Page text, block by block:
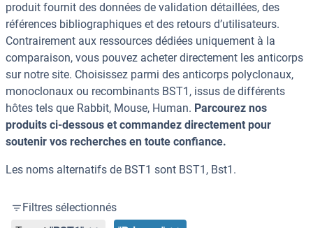
produit fournit des données de validation détaillées, des
références bibliographiques et des retours d’utilisateurs.
Contrairement aux ressources dédiées uniquement à la
comparaison, vous pouvez acheter directement les anticorps
sur notre site. Choisissez parmi des anticorps polyclonaux,
monoclonaux ou recombinants BST1, issus de différents
hôtes tels que Rabbit, Mouse, Human. Parcourez nos
produits ci-dessous et commandez directement pour
soutenir vos recherches en toute confiance.
Les noms alternatifs de BST1 sont BST1, Bst1.
Filtres sélectionnés